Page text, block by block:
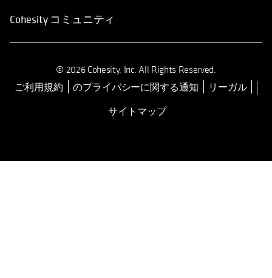
Cohesity コミュニティ
© 2026 Cohesity, Inc. All Rights Reserved.
ご利用規約 新しいタブで開く
のプライバシーに関する通知
リーガル
サイトマップ